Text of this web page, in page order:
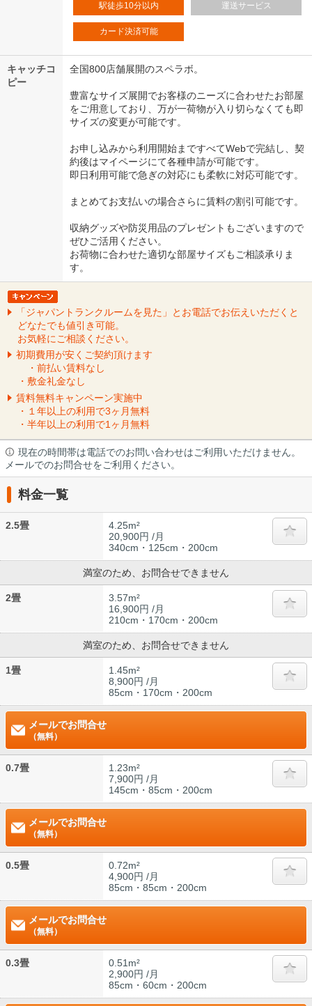
駅徒歩10分以内 運送サービス
カード決済可能
キャッチコ
ピー
全国800店舗展開のスペラボ。
豊富なサイズ展開でお客様のニーズに合わせたお部屋
をご用意しており、万が一荷物が入り切らなくても即
サイズの変更が可能です。
お申し込みから利用開始まですべてWebで完結し、契
約後はマイページにて各種申請が可能です。
即日利用可能で急ぎの対応にも柔軟に対応可能です。
まとめてお支払いの場合さらに賃料の割引可能です。
収納グッズや防災用品のプレゼントもございますので
ぜひご活用ください。
お荷物に合わせた適切な部屋サイズもご相談承りま
す。
「ジャパントランクルームを見た」とお電話でお伝えいただくと
どなたでも値引き可能。
お気軽にご相談ください。
初期費用が安くご契約頂けます
・前払い賃料なし
・敷金礼金なし
賃料無料キャンペーン実施中
・１年以上の利用で3ヶ月無料
・半年以上の利用で1ヶ月無料
現在の時間帯は電話でのお問い合わせはご利用いただけません。
メールでのお問合せをご利用ください。
料金一覧
2.5畳
4.25m²
20,900円 /月
340cm・125cm・200cm
満室のため、お問合せできません
2畳
3.57m²
16,900円 /月
210cm・170cm・200cm
満室のため、お問合せできません
1畳
1.45m²
8,900円 /月
85cm・170cm・200cm
メールでお問合せ
（無料）
0.7畳
1.23m²
7,900円 /月
145cm・85cm・200cm
メールでお問合せ
（無料）
0.5畳
0.72m²
4,900円 /月
85cm・85cm・200cm
メールでお問合せ
（無料）
0.3畳
0.51m²
2,900円 /月
85cm・60cm・200cm